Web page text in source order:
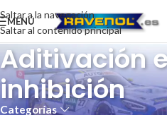
Saltar a la navegación
Saltar al contenido principal
MENÚ
Aditivación
inhibición
Categorías